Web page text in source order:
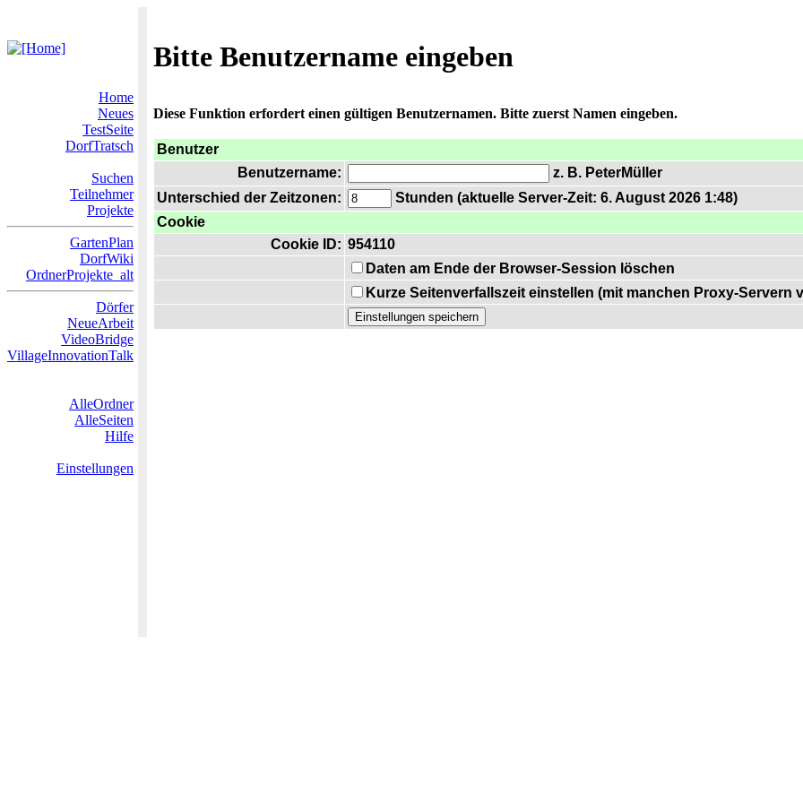
Bitte Benutzername eingeben
Home
Neues
TestSeite
DorfTratsch
Suchen
Teilnehmer
Projekte
GartenPlan
DorfWiki
OrdnerProjekte_alt
Dörfer
NeueArbeit
VideoBridge
VillageInnovationTalk
AlleOrdner
AlleSeiten
Hilfe
Einstellungen
Diese Funktion erfordert einen gültigen Benutzernamen. Bitte zuerst Namen eingeben.
Benutzer
Benutzername:
z. B. PeterMüller
Unterschied der Zeitzonen:
Stunden (aktuelle Server-Zeit: 6. August 2026 1:48)
Cookie
Cookie ID: 954110
Daten am Ende der Browser-Session löschen
Kurze Seitenverfallszeit einstellen (mit manchen Proxy-Servern